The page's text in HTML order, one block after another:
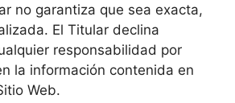
no garantiza que sea exacta,
El Titular declina
responsabilidad por
la información contenida en
Web.